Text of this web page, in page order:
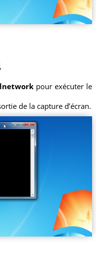
pour exécuter le
de la capture d’écran.